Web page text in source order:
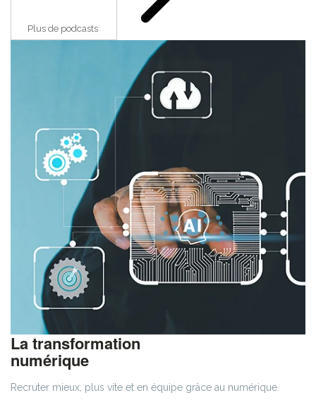
Plus de podcasts
La transformation
numérique
Recruter mieux, plus vite et en équipe grâce au numérique.